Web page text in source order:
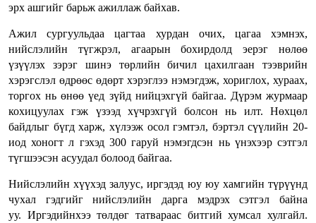
эрх ашгийг барьж ажиллаж байхав.
Ажил сургуульдаа цагтаа хурдан очих, цагаа хэмнэх,
нийслэлийн түгжрэл, агаарын бохирдолд эерэг нөлөө
үзүүлэх зэрэг шинэ төрлийн бичил цахилгаан тээврийн
хэрэгслэл өдрөөс өдөрт хэрэглээ нэмэгдэж, хориглох, хураах,
торгох нь өнөө үед зүйд нийцэхгүй байгаа. Дүрэм журмаар
кохицуулах гэж үзээд хүчрэхгүй болсон нь илт. Нөхцөл
байдлыг бүгд харж, хүлээж осол гэмтэл, бэртэл сүүлийн 20-
иод хоногт л гэхэд 300 гаруй нэмэгдсэн нь үнэхээр сэтгэл
түгшээсэн асуудал болоод байгаа.
Нийслэлийн хүүхэд залуус, иргэдэд юу юу хамгийн түрүүнд
чухал гэдгийг нийслэлийн дарга мэдрэх сэтгэл байна
уу. Иргэдийнхээ төлдөг татвараас битгий хумсал хулгайл.